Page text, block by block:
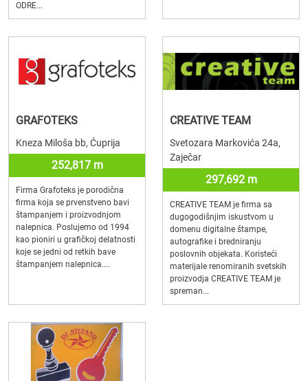
ODRE...
GRAFOTEKS
Kneza Miloša bb, Ćuprija
252,817 m
Firma Grafoteks je porodična
firma koja se prvenstveno bavi
štampanjem i proizvodnjom
nalepnica. Poslujemo od 1994
kao pioniri u grafičkoj delatnosti
koje se jedni od retkih bave
štampanjem nalepnica....
CREATIVE TEAM
Svetozara Markovića 24a,
Zaječar
297,692 m
CREATIVE TEAM je firma sa
dugogodišnjim iskustvom u
domenu digitalne štampe,
autografike i bredniranju
poslovnih objekata. Koristeći
materijale renomiranih svetskih
proizvodja CREATIVE TEAM je
spreman...